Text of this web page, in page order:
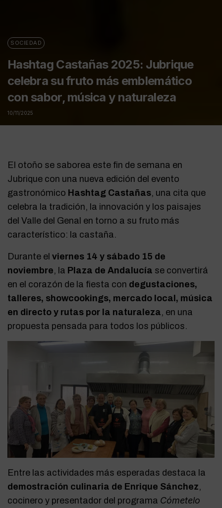
SOCIEDAD
Hashtag Castañas 2025: Jubrique
celebra su fruto más emblemático
con sabor, música y naturaleza
10/11/2025
El otoño se saborea este fin de semana en
Jubrique con una nueva edición del evento
gastronómico Hashtag Castañas, una cita que
celebra la tradición, la innovación y los paisajes
del Valle del Genal en torno a su fruto más
característico: la castaña.
Durante elviernes 14 y sábado 15 de
noviembre, la Plaza de Andalucía se convertirá
en el corazón de la fiesta con degustaciones,
talleres, showcookings, mercado local, música
en directo y rutas por la naturaleza, en una
propuesta pensada para todos los públicos.
Entre las actividades más esperadas destaca la
demostración culinaria de Enrique Sánchez,
cocinero y presentador del programa Cómetelo